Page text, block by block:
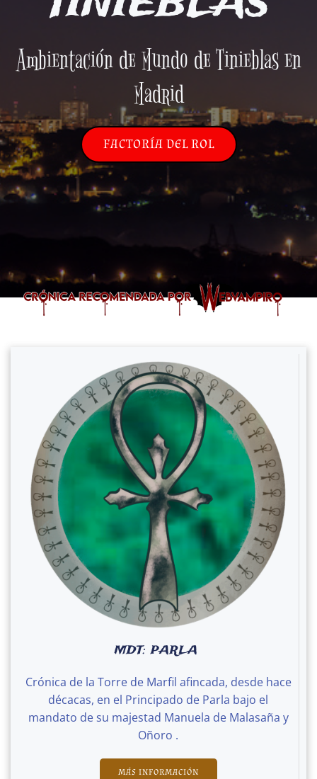
Ambientación de Mundo de Tinieblas en
Madrid
FACTORÍA DEL ROL
MDT: PARLA
Crónica de la Torre de Marfil afincada, desde hace
décacas, en el Principado de Parla bajo el
mandato de su majestad Manuela de Malasaña y
Oñoro .
MÁS INFORMACIÓN